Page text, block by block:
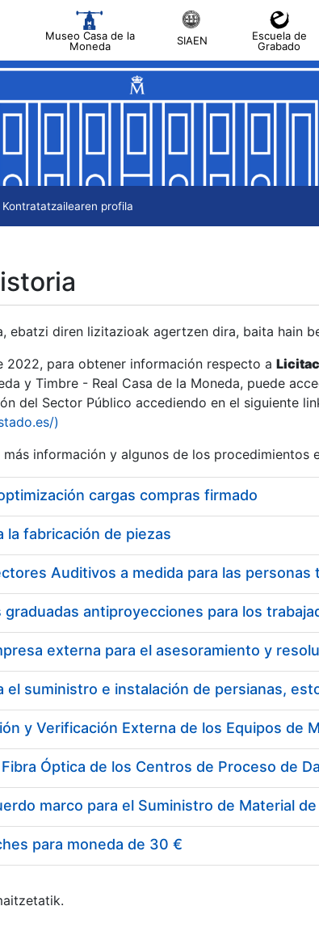
Museo Casa de la
Moneda
SIAEN
Escuela de
Grabado
Kontratatzailearen profila
ebatzi diren lizitazioak agertzen dira, baita hain
para obtener información respecto a
y Timbre - Real Casa de la Moneda, puede
del Sector Público accediendo en el siguiente
)
información y algunos de los procedimientos
cargas compras firmado
la fabricación de piezas
el suministro e instalación de persianas,
para moneda de 30 €